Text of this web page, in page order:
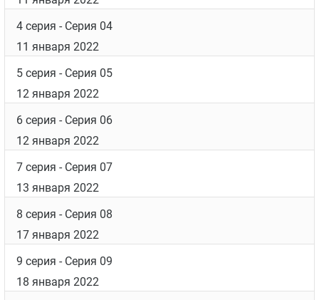
4 серия - Серия 04
11 января 2022
5 серия - Серия 05
12 января 2022
6 серия - Серия 06
12 января 2022
7 серия - Серия 07
13 января 2022
8 серия - Серия 08
17 января 2022
9 серия - Серия 09
18 января 2022